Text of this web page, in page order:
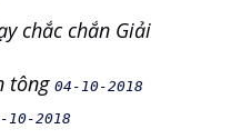
chắc chắn Giải
tông 04-10-2018
10-2018